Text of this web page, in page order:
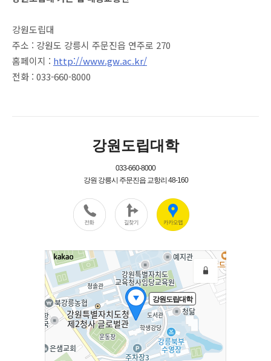
강원도립대
주소 : 강원도 강릉시 주문진읍 연주로 270
홈페이지 : http://www.gw.ac.kr/
전화 : 033-660-8000